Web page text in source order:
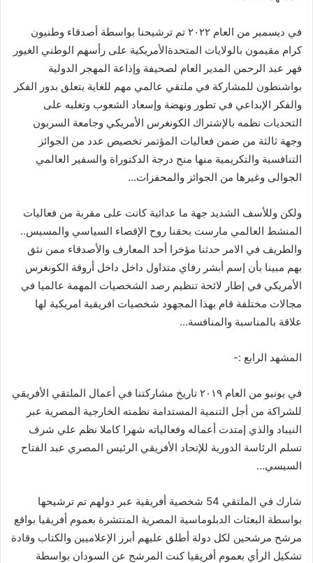
في ديسمبر من العام ٢٠٢٢ تم ترشيحنا بواسطة أصدقاء وطنيون
كرام مقيمون بالولايات المتحدةالأمريكية على رأسهم الوطني الغيور
فهر عبد الرحمن المدير العام لصحيفة وإذاعة المهجر الدولية
بواشنطون للمشاركة في ملتقي عالمي مهم للغاية يتعلق بدور الفكر
والفكر الإبداعي في تطور ونهضة وإسعاد الشعوب وتغلبه على
التحديات نظمه بالإشتراك الكونغرس الأمريكي وجامعة السربون
وجهة ثالثة من ضمن فعاليات المؤتمر تخصيص عدد من الجوائز
التنافسية والتكريمية منها منح درجة الدكتوراة والسفير العالمي
الجوالى وغيرها من الجوائز والمحفزات…
ولكن وللأسف الشديد جهة ما عدائية كانت على مقربة من فعاليات
المنشط العالمي مارست بحقنا روح الإقصاء السياسي والمسيس..
والطريف في الامر حدثنا مؤخرا أحد المعارف والأصدقاء ممن نثق
بهم مبينا بأن إسم أبشر رفاي متداول داخل داخل أروقة الكونغرس
الأمريكي في إطار لائحة تنظيم رصد الشخصيات المهمة عالميا في
مجالات مختلفة قام بهذا المجهود شخصيات افريقية امريكية لها
علاقة بالمناسبة والمنافسة…
المشهد الرابع :-
في يونيو من العام ٢٠١٩ تاريخ مشاركتنا في أعمال الملتقي الأفريقي
للشراكة من أجل التنمية المستدامة نظمته الخارجية المصرية عبر
النيباد والذي إمتدت أعماله وفعالياته شهرا كاملا نظم علي شرف
تسلم الرئاسة الدورية للإتحاد الأفريقي الرئيس المصري عبد الفتاح
السيسي…
شارك في الملتقي 54 شخصية أفريقية عبر دولهم تم ترشيحها
بواسطة البعثات الدبلوماسية المصرية المنتشرة بعموم أفريقيا بواقع
مرشح مرشحين لكل دولة أطلق عليهم أبرز الإعلاميين والكتاب وقادة
تشكيل الرأي بعموم أفريقيا كنت المرشح عن السودان بواسطة